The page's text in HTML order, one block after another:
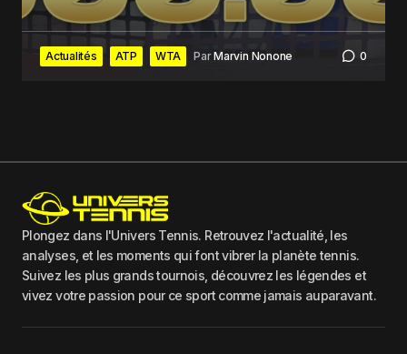
Actualités ATP WTA ParMarvin Nonone 0
Plongez dans l'Univers Tennis. Retrouvez l'actualité, les
analyses, et les moments qui font vibrer la planète tennis.
Suivez les plus grands tournois, découvrez les légendes et
vivez votre passion pour ce sport comme jamais auparavant.